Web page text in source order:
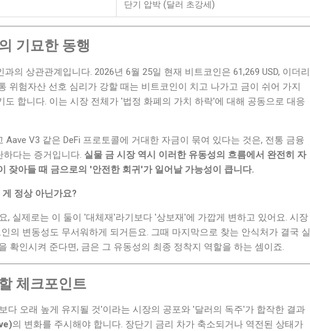
단기 압박 (달러 초강세)
기묘한 동행
의 상관관계입니다. 2026년 6월 25일 현재 비트코인은 61,269 USD, 이더리
위험자산 선호 심리가 강할 때는 비트코인이 치고 나가고 금이 쉬어 가지
합니다. 이는 시장 전체가 '법정 화폐의 가치 하락'에 대해 공동으로 대응
V3 같은 DeFi 프로토콜에 거대한 자금이 묶여 있다는 것은, 전통 금융
다는 증거입니다. 실물 금 시장 역시 이러한 유동성의 흐름에서 완전히 자
잦아들 때 금으로의 '안전한 회귀'가 일어날 가능성이 큽니다.
정상 아닌가요?
, 실제로는 이 둘이 '대체재'라기보다 '상보재'에 가깝게 변하고 있어요. 시장
의 변동성도 무서워하게 되거든요. 그때 마지막으로 찾는 안식처가 결국 실
확인시켜 준다면, 금은 그 유동성의 최종 정착지 역할을 하는 셈이죠.
체크포인트
다 오래 높게 유지될 것'이라는 시장의 공포와 '달러의 독주'가 합작한 결과
의 변화를 주시해야 합니다. 장단기 금리 차가 축소되거나 역전된 상태가